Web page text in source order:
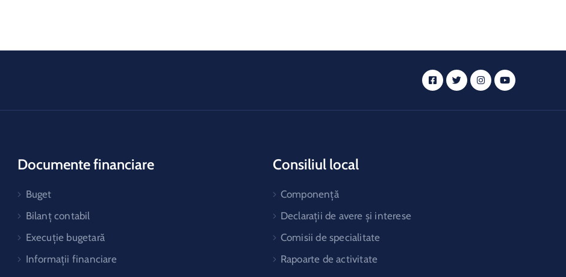
Documente financiare
Buget
Bilanț contabil
Execuție bugetară
Informații financiare
Consiliul local
Componență
Declarații de avere și interese
Comisii de specialitate
Rapoarte de activitate